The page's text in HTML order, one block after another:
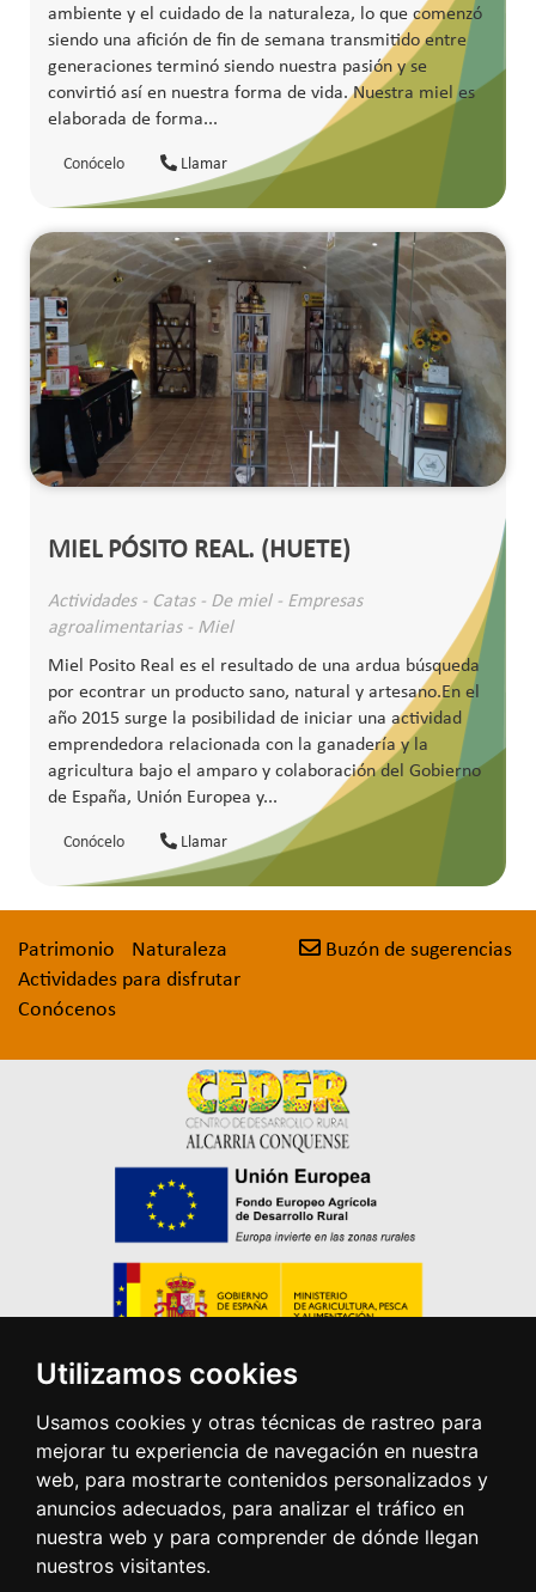
Utilizamos cookies
Usamos cookies y otras técnicas de rastreo para
mejorar tu experiencia de navegación en nuestra
web, para mostrarte contenidos personalizados y
anuncios adecuados, para analizar el tráfico en
nuestra web y para comprender de dónde llegan
nuestros visitantes.
ambiente y el cuidado de la naturaleza, lo que comenzó
siendo una afición de fin de semana transmitido entre
generaciones terminó siendo nuestra pasión y se
convirtió así en nuestra forma de vida. Nuestra miel es
elaborada de forma...
Conócelo Llamar
MIEL PÓSITO REAL. (HUETE)
Actividades - Catas - De miel - Empresas
agroalimentarias - Miel
Miel Posito Real es el resultado de una ardua búsqueda
por econtrar un producto sano, natural y artesano.En el
año 2015 surge la posibilidad de iniciar una actividad
emprendedora relacionada con la ganadería y la
agricultura bajo el amparo y colaboración del Gobierno
de España, Unión Europea y...
Conócelo Llamar
Patrimonio
Naturaleza
Actividades para disfrutar
Conócenos
Buzón de sugerencias